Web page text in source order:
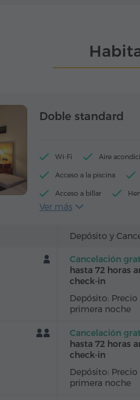
Doble standard
Wi-Fi Aire
Acceso a la piscina
Acceso a billar
Allbornoz
Canales de satélite
Té/Café
Ver más
Depósito y
Cancelación
hasta 72 horas
check-in
Depósito: Precio
primera noche
Cancelación
hasta 72 horas
check-in
Depósito: Precio
primera noche